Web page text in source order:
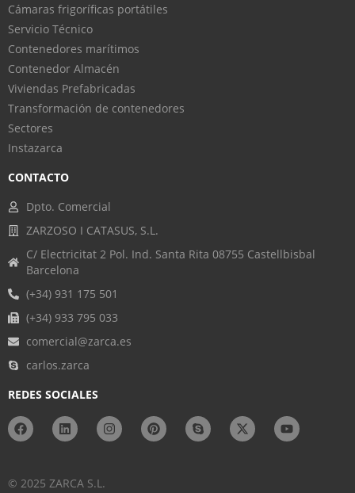
Cámaras frigoríficas portátiles
Servicio Técnico
Contenedores marítimos
Contenedor Almacén
Viviendas Prefabricadas
Transformación de contenedores
Sectores
Instazarca
CONTACTO
Dpto. Comercial
ZARZOSO I CATASUS, S.L.
C/ Electricitat 2 Pol. Ind. Santa Rita 08755 Castellbisbal
Barcelona
(+34) 931 175 501
(+34) 933 795 033
comercial@zarca.es
carlos.zarca
REDES SOCIALES
© 2025 ZARCA S.L.